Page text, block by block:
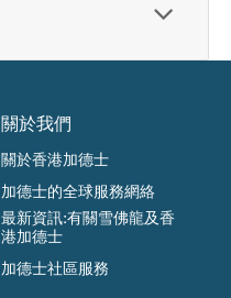
關於我們
關於香港加德士
加德士的全球服務網絡
最新資訊:有關雪佛龍及香
港加德士
加德士社區服務